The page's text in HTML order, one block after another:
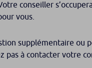
conseiller
vous.
supplémentaire ou
pas à contacter votre